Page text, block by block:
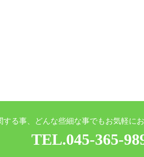
する事、どんな些細な事でもお気軽に
TEL.045-365-